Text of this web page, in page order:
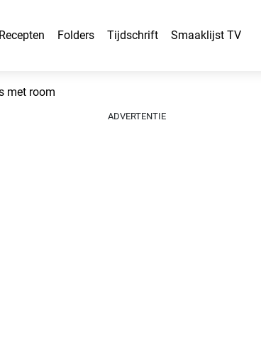
Recepten Folders Tijdschrift Smaaklijst TV
met room
ADVERTENTIE